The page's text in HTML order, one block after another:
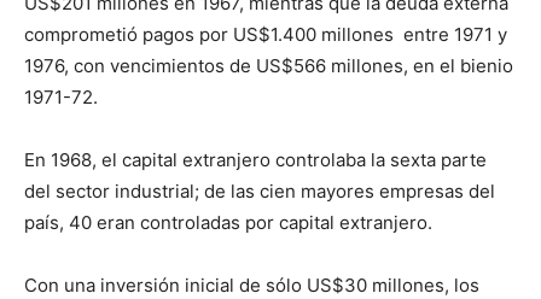
comprometió pagos por US$1.400 millones entre 1971 y
1976, con vencimientos de US$566 millones, en el bienio
1971-72.
En 1968, el capital extranjero controlaba la sexta parte
del sector industrial; de las cien mayores empresas del
país, 40 eran controladas por capital extranjero.
Con una inversión inicial de sólo US$30 millones, los